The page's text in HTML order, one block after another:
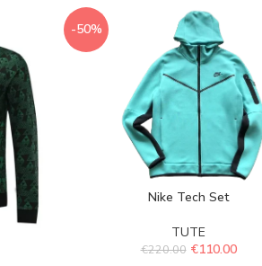
-50%
Nike Tech Set
TUTE
€220.00 €110.00